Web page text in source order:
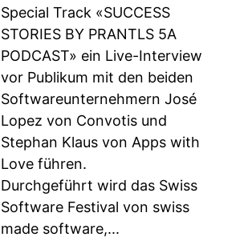
Special Track «SUCCESS
STORIES BY PRANTLS 5A
PODCAST» ein Live-Interview
vor Publikum mit den beiden
Softwareunternehmern José
Lopez von Convotis und
Stephan Klaus von Apps with
Love führen.
Durchgeführt wird das Swiss
Software Festival von swiss
made software,...